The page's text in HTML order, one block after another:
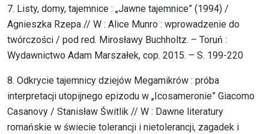
7. Listy, domy, tajemnice : „Jawne tajemnice” (1994) /
Agnieszka Rzepa // W : Alice Munro : wprowadzenie do
twórczości / pod red. Mirosławy Buchholtz. – Toruń :
Wydawnictwo Adam Marszałek, cop. 2015. – S. 199-220
8. Odkrycie tajemnicy dziejów Megamikrów : próba
interpretacji utopijnego epizodu w „Icosameronie” Giacomo
Casanovy / Stanisław Świtlik // W : Dawne literatury
romańskie w świecie tolerancji i nietolerancji, zagadek i